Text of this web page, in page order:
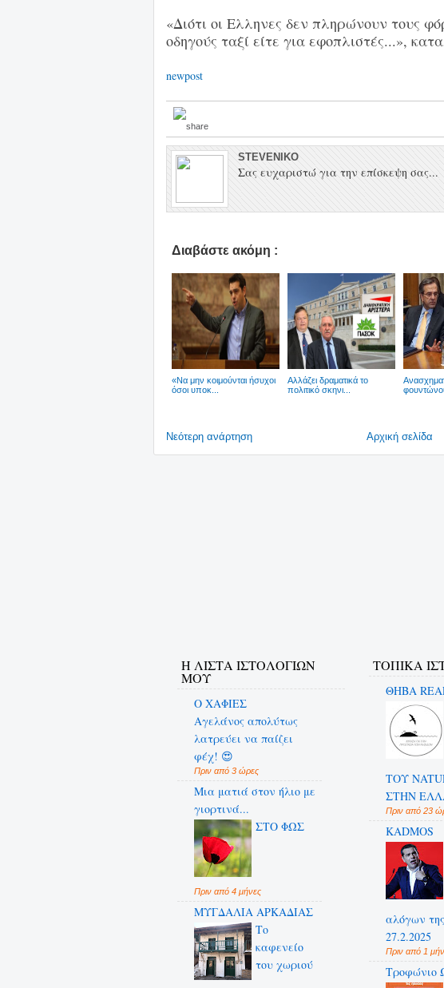
«Διότι οι Ελληνες δεν πληρώνουν τους
οδηγούς ταξί είτε για εφοπλιστές...»,
newpost
STEVENIKO
Σας ευχαριστώ για την επίσκεψη σας...
Διαβάστε ακόμη :
«Να μην κοιμούνται ήσυχοι
όσοι υποκ...
Αλλάζει δραματικά το
πολιτικό σκηνι...
Νεότερη ανάρτηση Αρχική σελίδα
Η ΛΙΣΤΑ ΙΣΤΟΛΟΓΙΩΝ
ΜΟΥ
Ο ΧΑΦΙΕΣ
Αγελάνος απολύτως
λατρεύει να παίζει
φέχ! 😍
Πριν από 3 ώρες
Μια ματιά στον ήλιο με
γιορτινά...
ΣΤΟ ΦΩΣ
Πριν από 4 μήνες
ΜΥΓΔΑΛΙΑ ΑΡΚΑΔΙΑΣ
Το
καφενείο
του χωριού
ΤΟΠΙΚΑ
ΘΗΒΑ
ΤΟΥ
ΣΤΗΝ
Πριν από 23
KADMOS
αλόγων
27.2.2025
Πριν από 1
Τροφώνιο